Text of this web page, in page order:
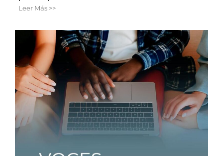
Leer Más >>